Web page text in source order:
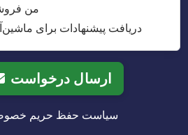
من
دریافت پیشنهادات برای
ارسال درخواست
سیاست حفظ حریم